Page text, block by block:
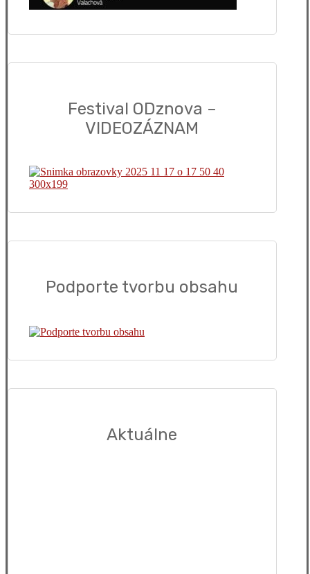
Festival ODznova –
VIDEOZÁZNAM
Podporte tvorbu obsahu
Aktuálne